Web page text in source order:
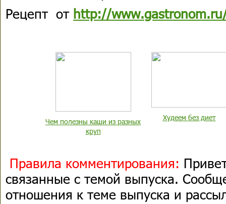
Рецепт от http://
Чем полезны каши из разных
круп
Худеем без диет
Правила комментирования:
связанные с темой выпуска.
отношения к теме выпуска и